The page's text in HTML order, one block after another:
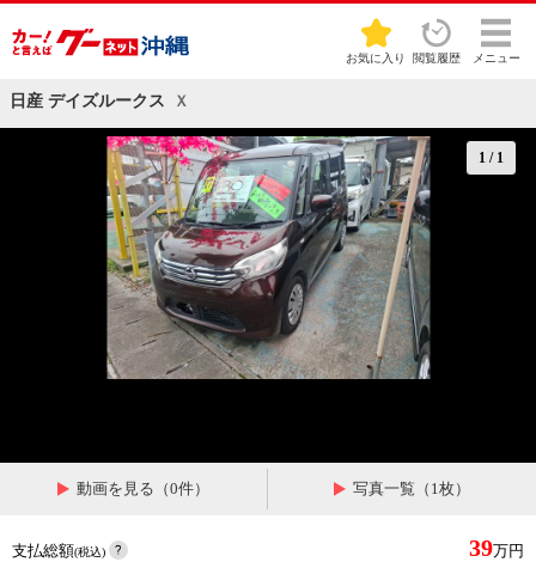
お気に入り 閲覧履歴 メニュー
日産 デイズルークス Ｘ
1 / 1
動画を見る（0件） 写真一覧（1枚）
支払総額(税込) 39万円